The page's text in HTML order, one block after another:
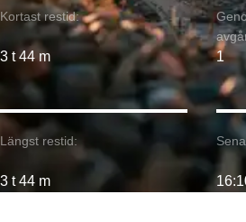
Kortast restid:
3 t 44 m
Längst restid:
3 t 44 m
1